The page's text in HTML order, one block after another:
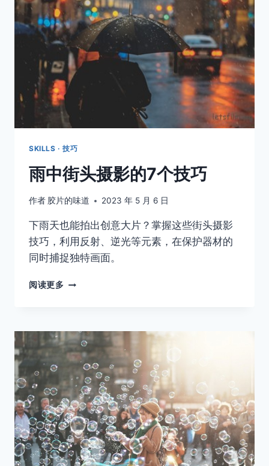
南，
教
你
用
光
影
讲
故
SKILLS · 技巧
雨中街头摄影的7个技巧
作者 胶片的味道 2023 年 5 月 6 日
下雨天也能拍出创意大片？掌握这些街头摄影
技巧，利用反射、逆光等元素，在保护器材的
同时捕捉独特画面。
阅读更多 雨
摄
影
的
个
技
巧